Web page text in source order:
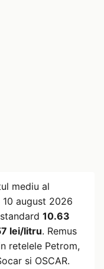
mediu al
10 august 2026
10.63
lei/litru. Remus
retelele Petrom,
si OSCAR.